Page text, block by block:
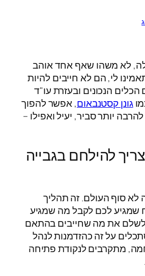
לא משהו שאף אחד אוהב
לי, הם לא חייבים להיות
הנכונים ובעזרת עו"ד
גונן קסטנבאום, אפשר להפוך
יותר סביר, יעיל ואפילו –
להילחם בגבייה
לא סוף העולם. זה תהליך
שמגיע לכם לקבל מה שמגיע
את מה שחייבים בהתאם
על זה כהזדמנות לנהל
מתקרבים לנקודת פתיחה